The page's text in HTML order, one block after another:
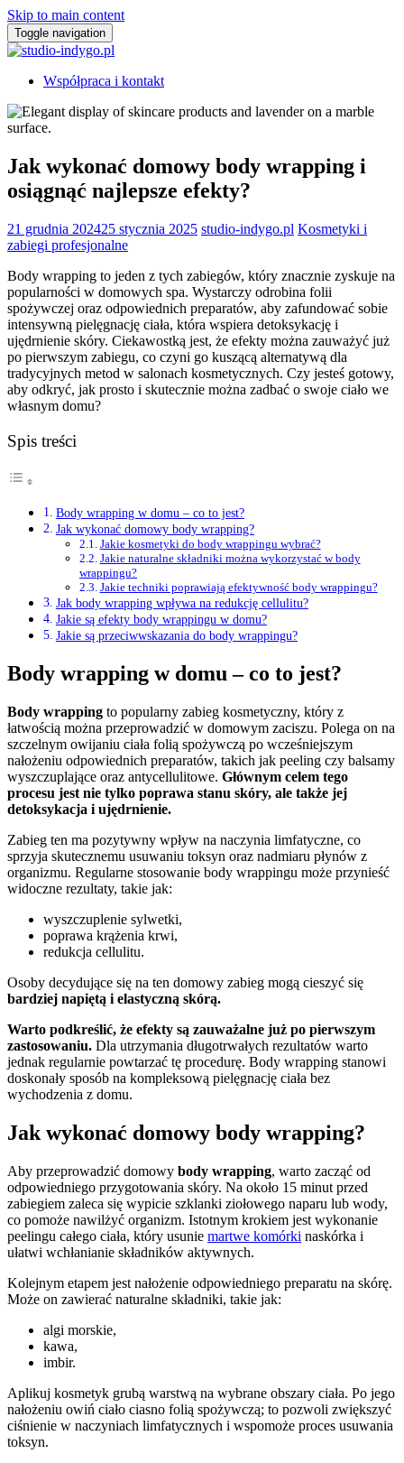
Skip to main content
Toggle navigation
Współpraca i kontakt
Jak wykonać domowy body wrapping i
osiągnąć najlepsze efekty?
21 grudnia 202425 stycznia 2025 studio-indygo.pl Kosmetyki i
zabiegi profesjonalne
Body wrapping to jeden z tych zabiegów, który znacznie zyskuje na
popularności w domowych spa. Wystarczy odrobina folii
spożywczej oraz odpowiednich preparatów, aby zafundować sobie
intensywną pielęgnację ciała, która wspiera detoksykację i
ujędrnienie skóry. Ciekawostką jest, że efekty można zauważyć już
po pierwszym zabiegu, co czyni go kuszącą alternatywą dla
tradycyjnych metod w salonach kosmetycznych. Czy jesteś gotowy,
aby odkryć, jak prosto i skutecznie można zadbać o swoje ciało we
własnym domu?
Spis treści
Body wrapping w domu – co to jest?
Jak wykonać domowy body wrapping?
Jakie kosmetyki do body wrappingu wybrać?
Jakie naturalne składniki można wykorzystać w body
wrappingu?
Jakie techniki poprawiają efektywność body wrappingu?
Jak body wrapping wpływa na redukcję cellulitu?
Jakie są efekty body wrappingu w domu?
Jakie są przeciwwskazania do body wrappingu?
Body wrapping w domu – co to jest?
Body wrapping to popularny zabieg kosmetyczny, który z
łatwością można przeprowadzić w domowym zaciszu. Polega on na
szczelnym owijaniu ciała folią spożywczą po wcześniejszym
nałożeniu odpowiednich preparatów, takich jak peeling czy balsamy
wyszczuplające oraz antycellulitowe. Głównym celem tego
procesu jest nie tylko poprawa stanu skóry, ale także jej
detoksykacja i ujędrnienie.
Zabieg ten ma pozytywny wpływ na naczynia limfatyczne, co
sprzyja skutecznemu usuwaniu toksyn oraz nadmiaru płynów z
organizmu. Regularne stosowanie body wrappingu może przynieść
widoczne rezultaty, takie jak:
wyszczuplenie sylwetki,
poprawa krążenia krwi,
redukcja cellulitu.
Osoby decydujące się na ten domowy zabieg mogą cieszyć się
bardziej napiętą i elastyczną skórą.
Warto podkreślić, że efekty są zauważalne już po pierwszym
zastosowaniu. Dla utrzymania długotrwałych rezultatów warto
jednak regularnie powtarzać tę procedurę. Body wrapping stanowi
doskonały sposób na kompleksową pielęgnację ciała bez
wychodzenia z domu.
Jak wykonać domowy body wrapping?
Aby przeprowadzić domowy body wrapping, warto zacząć od
odpowiedniego przygotowania skóry. Na około 15 minut przed
zabiegiem zaleca się wypicie szklanki ziołowego naparu lub wody,
co pomoże nawilżyć organizm. Istotnym krokiem jest wykonanie
peelingu całego ciała, który usunie martwe komórki naskórka i
ułatwi wchłanianie składników aktywnych.
Kolejnym etapem jest nałożenie odpowiedniego preparatu na skórę.
Może on zawierać naturalne składniki, takie jak:
algi morskie,
kawa,
imbir.
Aplikuj kosmetyk grubą warstwą na wybrane obszary ciała. Po jego
nałożeniu owiń ciało ciasno folią spożywczą; to pozwoli zwiększyć
ciśnienie w naczyniach limfatycznych i wspomoże proces usuwania
toksyn.